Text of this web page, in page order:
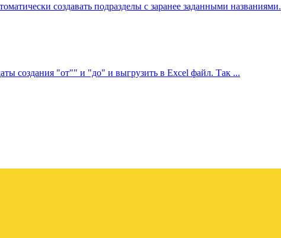
создавать подразделы с заранее заданными названиями.
создания "от"" и "до" и выгрузить в Excel файл. Так ...